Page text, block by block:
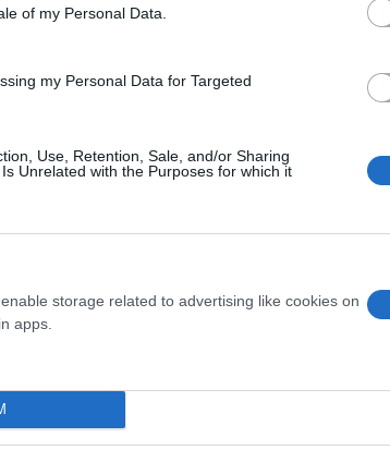
of my Personal Data.
my Personal Data for Targeted
Use, Retention, Sale, and/or Sharing
Unrelated with the Purposes for which it
storage related to advertising like cookies on
apps.